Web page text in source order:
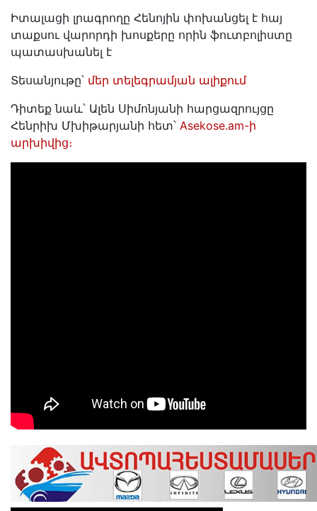
Իտալացի լրագրողը Հենոյին փոխանցել է հայ
տաքսու վարորդի խոսքերը որին ֆուտբոլիստը
պատասխանել է
Տեսանյութը՝ մեր տելեգրամյան ալիքում
Դիտեք նաև՝ Ալեն Սիմոնյանի հարցազրույցը
Հենրիխ Մխիթարյանի հետ՝ Asekose.am-ի
արխիվից։